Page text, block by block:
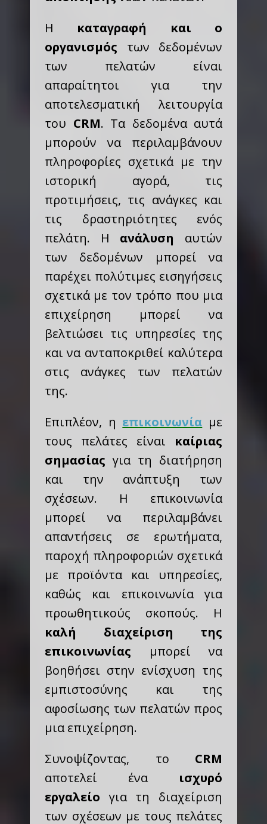
Η καταγραφή και ο
οργανισμός των δεδομένων
των πελατών είναι
απαραίτητοι για την
αποτελεσματική λειτουργία
του CRM. Τα δεδομένα αυτά
μπορούν να περιλαμβάνουν
πληροφορίες σχετικά με την
ιστορική αγορά, τις
προτιμήσεις, τις ανάγκες και
τις δραστηριότητες ενός
πελάτη. Η ανάλυση αυτών
των δεδομένων μπορεί να
παρέχει πολύτιμες εισηγήσεις
σχετικά με τον τρόπο που μια
επιχείρηση μπορεί να
βελτιώσει τις υπηρεσίες της
και να ανταποκριθεί καλύτερα
στις ανάγκες των πελατών
της.
Επιπλέον, η επικοινωνία με
τους πελάτες είναι καίριας
σημασίας για τη διατήρηση
και την ανάπτυξη των
σχέσεων. Η επικοινωνία
μπορεί να περιλαμβάνει
απαντήσεις σε ερωτήματα,
παροχή πληροφοριών σχετικά
με προϊόντα και υπηρεσίες,
καθώς και επικοινωνία για
προωθητικούς σκοπούς. Η
καλή διαχείριση της
επικοινωνίας μπορεί να
βοηθήσει στην ενίσχυση της
εμπιστοσύνης και της
αφοσίωσης των πελατών προς
μια επιχείρηση.
Συνοψίζοντας, το CRM
αποτελεί ένα ισχυρό
εργαλείο για τη διαχείριση
των σχέσεων με τους πελάτες